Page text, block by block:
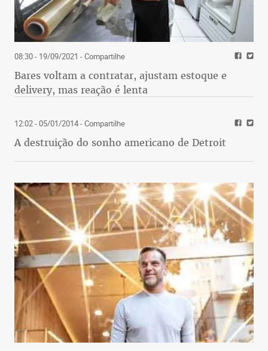
08:30 - 19/09/2021 - Compartilhe
Bares voltam a contratar, ajustam estoque e
delivery, mas reação é lenta
12:02 - 05/01/2014- Compartilhe
A destruição do sonho americano de Detroit